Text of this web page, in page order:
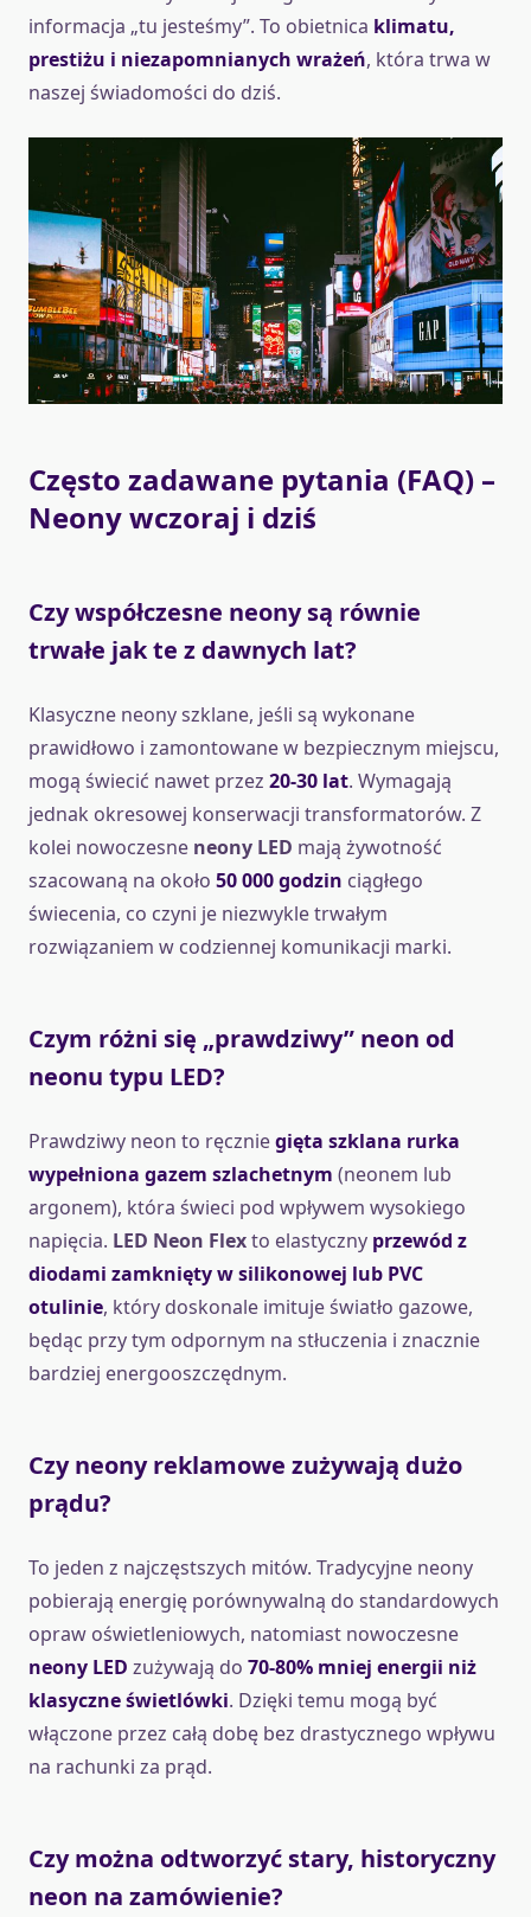
informacja „tu jesteśmy”. To obietnica klimatu,
prestiżu i niezapomnianych wrażeń, która trwa w
naszej świadomości do dziś.
Często zadawane pytania (FAQ) –
Neony wczoraj i dziś
Czy współczesne neony są równie
trwałe jak te z dawnych lat?
Klasyczne neony szklane, jeśli są wykonane
prawidłowo i zamontowane w bezpiecznym miejscu,
mogą świecić nawet przez 20-30 lat. Wymagają
jednak okresowej konserwacji transformatorów. Z
kolei nowoczesne neony LED mają żywotność
szacowaną na około 50 000 godzin ciągłego
świecenia, co czyni je niezwykle trwałym
rozwiązaniem w codziennej komunikacji marki.
Czym różni się „prawdziwy” neon od
neonu typu LED?
Prawdziwy neon to ręczniegięta szklana rurka
wypełniona gazem szlachetnym (neonem lub
argonem), która świeci pod wpływem wysokiego
napięcia. LED Neon Flexto elastyczny przewód z
diodami zamknięty w silikonowej lub PVC
otulinie, który doskonale imituje światło gazowe,
będąc przy tym odpornym na stłuczenia i znacznie
bardziej energooszczędnym.
Czy neony reklamowe zużywają dużo
prądu?
To jeden z najczęstszych mitów. Tradycyjne neony
pobierają energię porównywalną do standardowych
opraw oświetleniowych, natomiast nowoczesne
neony LED zużywają do 70-80% mniej energii niż
klasyczne świetlówki. Dzięki temu mogą być
włączone przez całą dobę bez drastycznego wpływu
na rachunki za prąd.
Czy można odtworzyć stary, historyczny
neon na zamówienie?